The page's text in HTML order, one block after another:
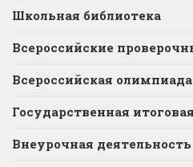
Школьная библиотека
Всероссийские
Всероссийская олимпиада
Государственная
Внеурочная деятельность